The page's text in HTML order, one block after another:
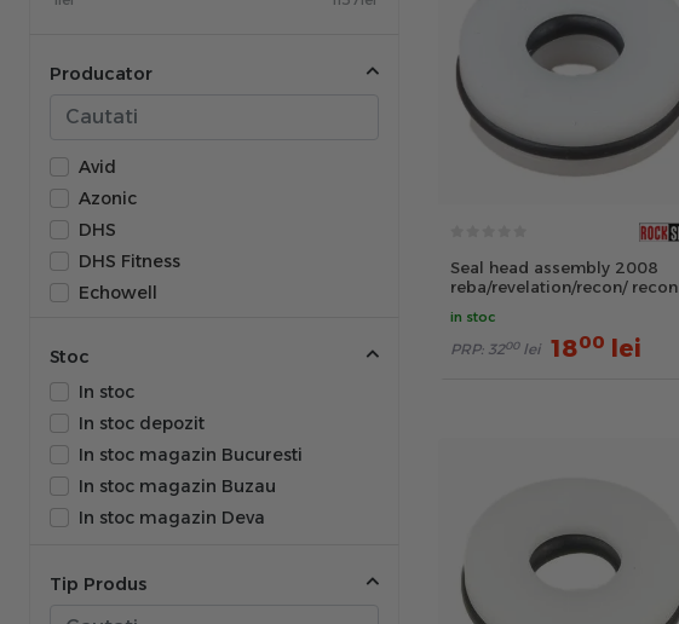
Producator
Avid
Azonic
DHS
DHS Fitness
Echowell
Focus
Force
Joytech
KMC
Knog
Muc-Off
Rock Shox
Stoc
In stoc
In stoc depozit
In stoc magazin Bucuresti
In stoc magazin Buzau
In stoc magazin Deva
Tip Produs
Seal head assembly 2008
reba/revelation/recon/ recon
in stoc
PRP: 3200 lei 1800 lei